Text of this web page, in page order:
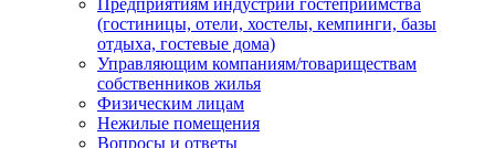
Предприятиям индустрии гостеприимства
(гостиницы, отели, хостелы, кемпинги, базы
отдыха, гостевые дома)
Управляющим компаниям/товариществам
собственников жилья
Физическим лицам
Нежилые помещения
Вопросы и ответы